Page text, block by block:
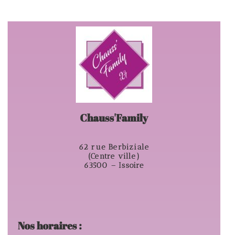
Chauss'Family
62 rue Berbiziale
(Centre ville)
63500 – Issoire
Nos horaires :